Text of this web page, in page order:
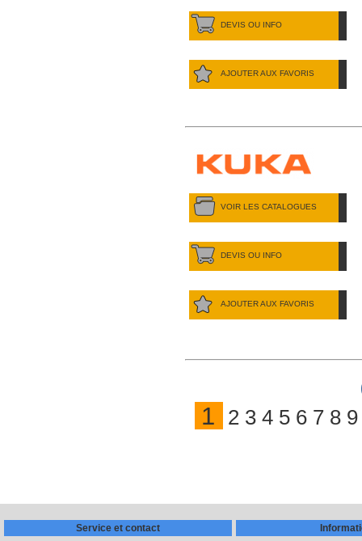
DEVIS OU INFO
AJOUTER AUX FAVORIS
VOIR LES CATALOGUES
DEVIS OU INFO
AJOUTER AUX FAVORIS
1 2 3 4 5 6 7 8 9
Service et contact